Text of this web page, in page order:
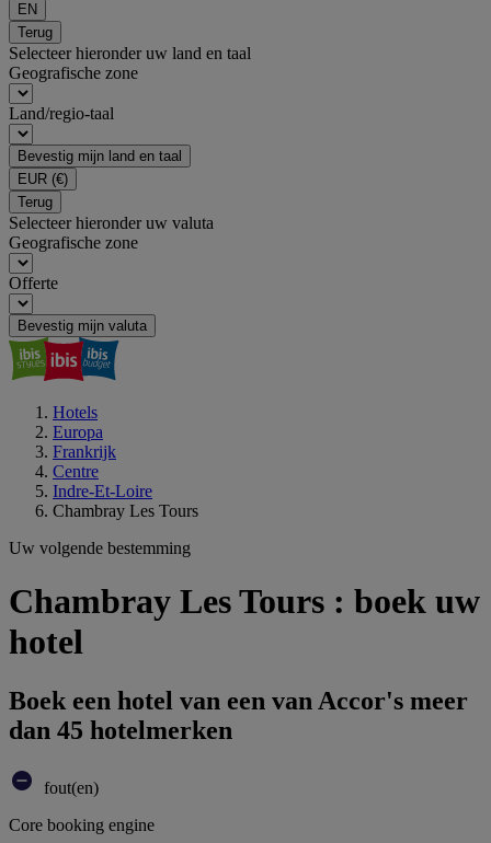
EN
Terug
Selecteer hieronder uw land en taal
Geografische zone
Land/regio-taal
Bevestig mijn land en taal
EUR (€)
Terug
Selecteer hieronder uw valuta
Geografische zone
Offerte
Bevestig mijn valuta
Hotels
Europa
Frankrijk
Centre
Indre-Et-Loire
Chambray Les Tours
Uw volgende bestemming
Chambray Les Tours : boek uw
hotel
Boek een hotel van een van Accor's meer
dan 45 hotelmerken
fout(en)
Core booking engine